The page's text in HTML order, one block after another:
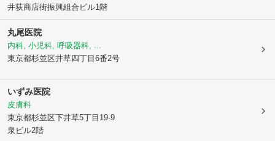
井荻商店街振興組合ビル1階
丸尾医院
内科, 小児科, 呼吸器科, ...
東京都杉並区井草四丁目6番2号
いずみ医院
皮膚科
東京都杉並区下井草5丁目19-9
泉ビル2階